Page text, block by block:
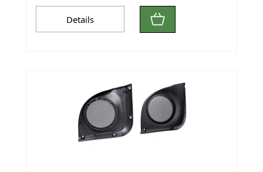
Details